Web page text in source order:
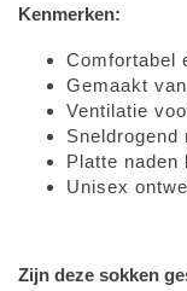
Kenmerken:
Comfortabel
Gemaakt
Ventilatie
Sneldrogend
Platte naden
Unisex
Zijn deze sokken